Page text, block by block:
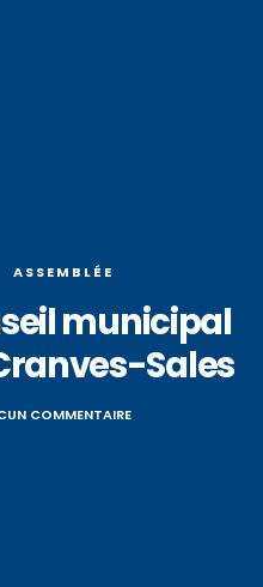
ASSEMBLÉE
municipal
Sales
COMMENTAIRE